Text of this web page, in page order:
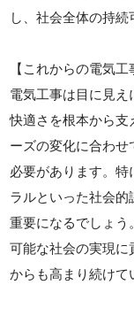
し、社会全体の持続
【これからの電気
電気工事は目に見え
快適さを根本から支
ーズの変化に合わせ
必要があります。特
ラルといった社会
重要になるでしょう
可能な社会の実現に
からも高まり続けて